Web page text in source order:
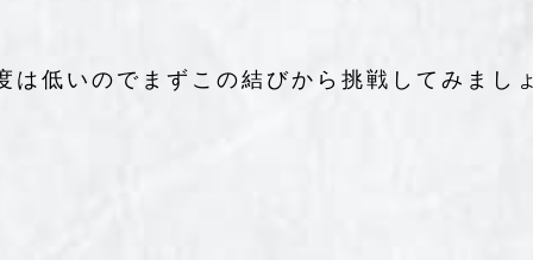
は低いのでまずこの結びから挑戦してみまし